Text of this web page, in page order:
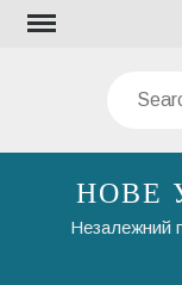
Skip
Search
НОВЕ
Незалежний